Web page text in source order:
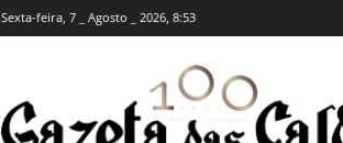
Sexta-feira, 7 _ Agosto _ 2026, 8:53